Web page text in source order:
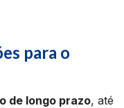
para o
de longo prazo, até